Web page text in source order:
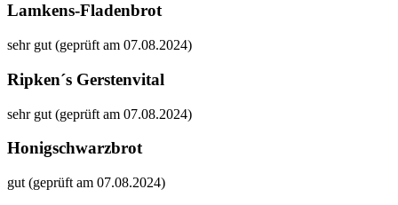
Lamkens-Fladenbrot
sehr gut (geprüft am 07.08.2024)
Ripken´s Gerstenvital
sehr gut (geprüft am 07.08.2024)
Honigschwarzbrot
gut (geprüft am 07.08.2024)